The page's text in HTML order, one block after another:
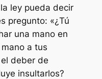
ley pueda decir
pregunto: «¿Tú
una mano en
a tus
deber de
insultarlos?